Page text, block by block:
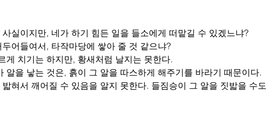
실이지만, 네가 하기 힘든 일을 들소에게 떠맡길 수 있겠느냐?
어들여서, 타작마당에 쌓아 줄 것 같으냐?
게 치기는 하지만, 황새처럼 날지는 못한다.
알을 낳는 것은, 흙이 그 알을 따스하게 해주기를 바라기 때문이다.
혀서 깨어질 수 있음을 알지 못한다. 들짐승이 그 알을 짓밟을 수도